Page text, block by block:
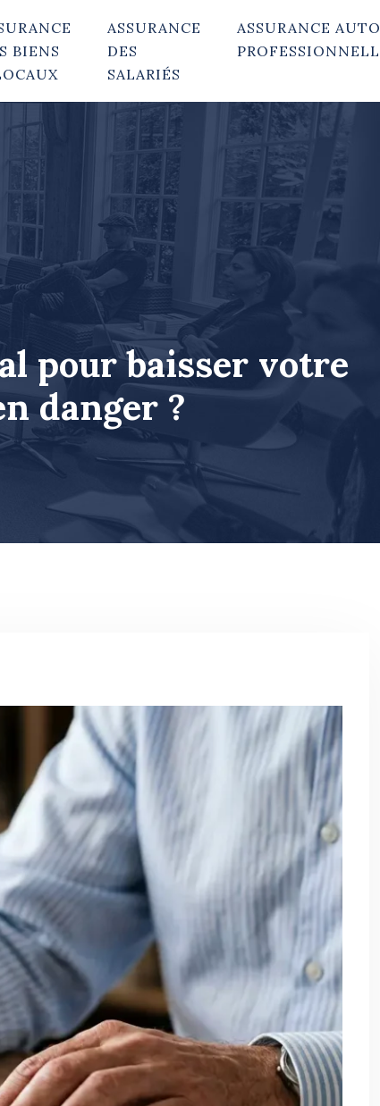
BIENS
ASSURANCE
DES
SALARIÉS
ASSURANCE AUTO
pour baisser votre
danger ?